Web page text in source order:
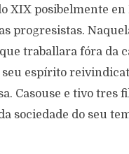
XIX posibelmente
progresistas.
traballara fóra da
espírito
Casouse e tivo tres
sociedade do seu